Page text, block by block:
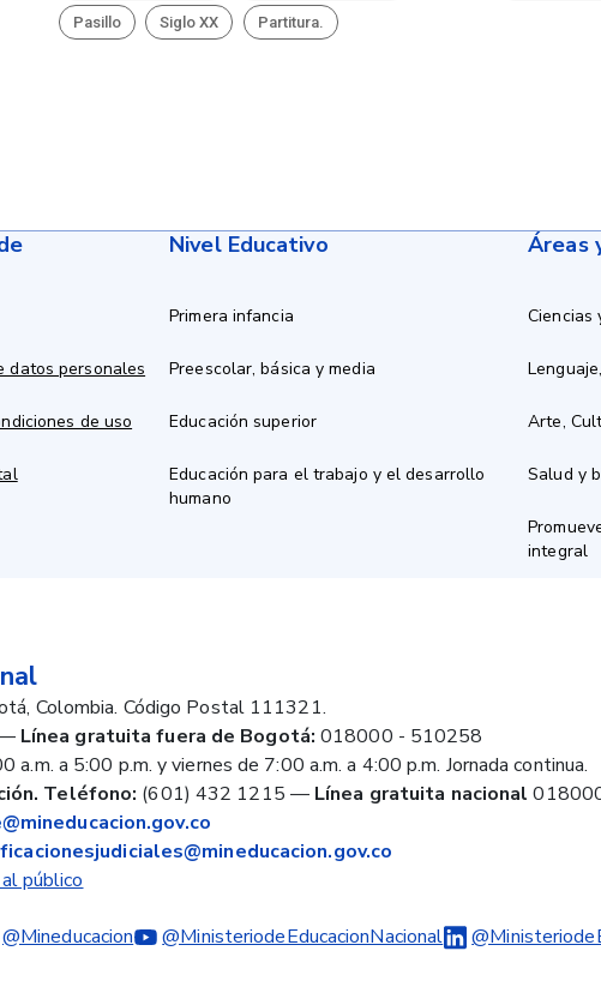
Pasillo Siglo XX Partitura.
datos personales
de uso
Nivel Educativo
Primera infancia
Preescolar, básica y media
Educación superior
Educación para el trabajo y el desarrollo
humano
Áreas
Ciencias
Arte,
Salud y
integral
Colombia. Código Postal 111321.
Línea gratuita fuera de Bogotá: 018000 - 510258
a.m. a 5:00 p.m. y viernes de 7:00 a.m. a 4:00 p.m. Jornada continua.
Teléfono: (601) 432 1215 — Línea gratuita nacional
público
@Mineducacion @MinisteriodeEducacionNacional